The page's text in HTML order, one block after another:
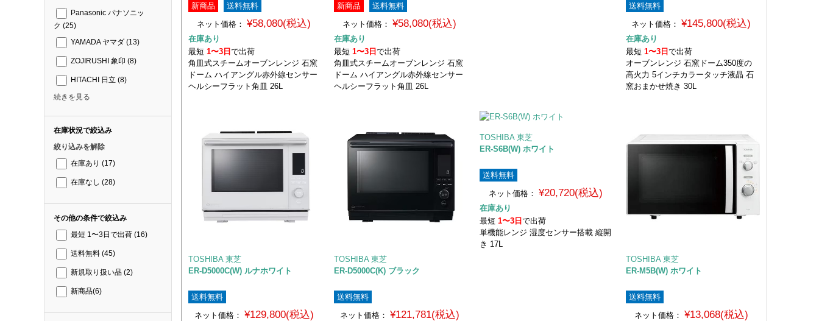
Panasonic パナソニッ
ク (25)
YAMADA ヤマダ (13)
ZOJIRUSHI 象印 (8)
HITACHI 日立 (8)
続きを見る
在庫状況で絞込み
絞り込みを解除
在庫あり (17)
在庫なし (28)
その他の条件で絞込み
最短 1〜3日で出荷 (16)
送料無料 (45)
新規取り扱い品 (2)
新商品(6)
新商品
送料無料
ネット価格：
¥58,080(税込)
在庫あり
最短 1〜3日 で出荷
角皿式スチームオーブンレンジ 石窯
ドーム ハイアングル赤外線センサー
ヘルシーフラット角皿 26L
新商品
送料無料
ネット価格：
¥58,080(税込)
在庫あり
最短1〜3日で出荷
角皿式スチームオーブンレンジ 石窯
ドーム ハイアングル赤外線センサー
ヘルシーフラット角皿 26L
送料無料
ネット価格：
¥145,800(税込)
在庫あり
最短 1〜3日 で出荷
オーブンレンジ 石窯ドーム350度の
高火力 5インチカラータッチ液晶 石
窯おまかせ焼き 30L
TOSHIBA 東芝
ER-D5000C(W) ルナホワイト
送料無料
ネット価格： ¥129,800(税込)
TOSHIBA 東芝
ER-D5000C(K) ブラック
送料無料
ネット価格： ¥121,781(税込)
TOSHIBA 東芝
ER-S6B(W) ホワイト
送料無料
ネット価格： ¥20,720(税込)
在庫あり
最短1〜3日で出荷
単機能レンジ 湿度センサー搭載 縦開
き 17L
TOSHIBA 東芝
ER-M5B(W) ホワイト
送料無料
ネット価格： ¥13,068(税込)